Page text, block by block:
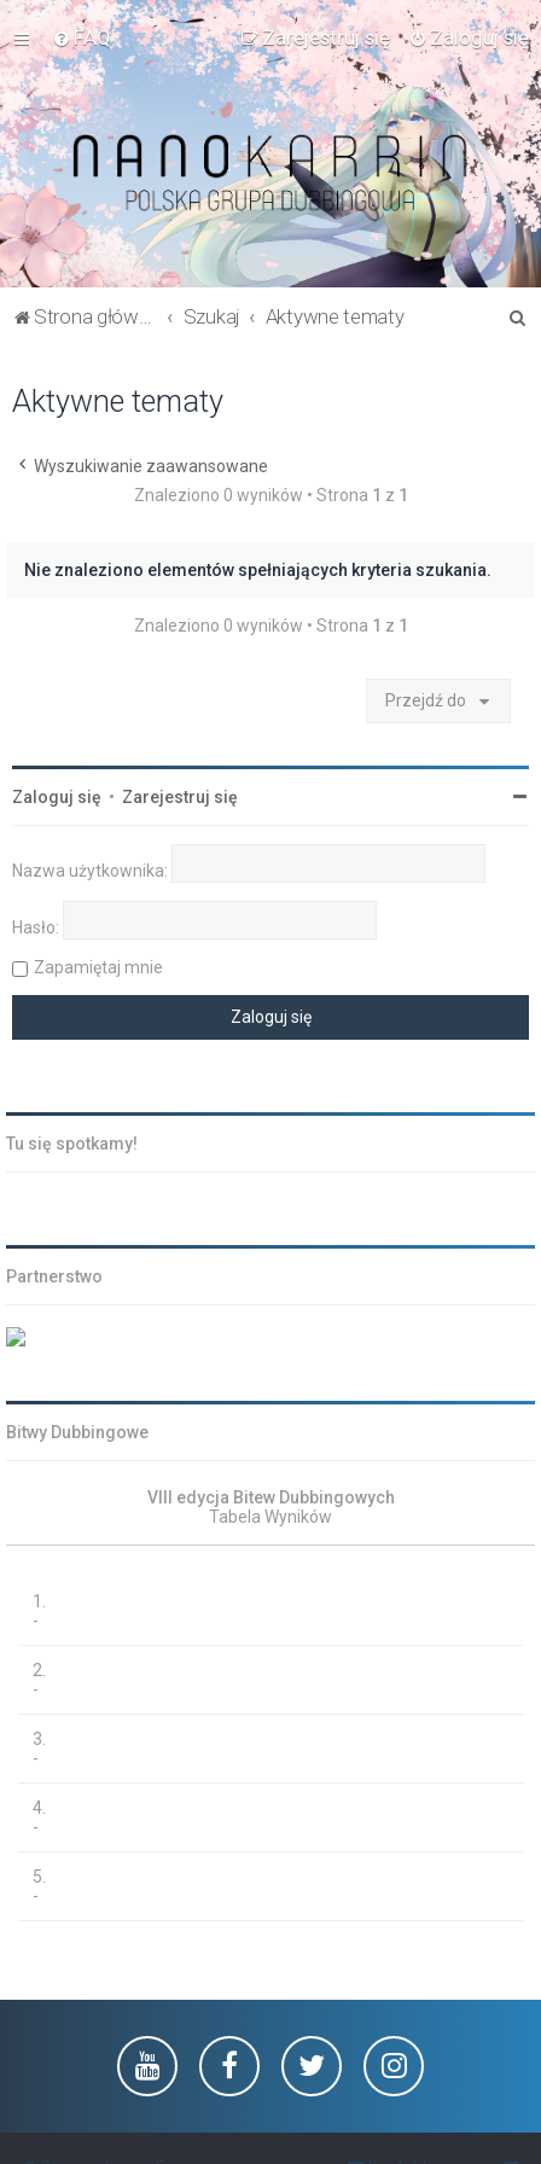
FAQ Zaloguj się
Zarejestruj się
Strona główna Forum Szukaj Aktywne tematy
Aktywne tematy
Wyszukiwanie zaawansowane
Znaleziono 0 wyników • Strona 1 z 1
Nie znaleziono elementów spełniających kryteria szukania.
Znaleziono 0 wyników • Strona 1 z 1
Przejdź do
Zaloguj się • Zarejestruj się
Nazwa użytkownika:
Hasło:
Zapamiętaj mnie
Tu się spotkamy!
Partnerstwo
Bitwy Dubbingowe
VIII edycja Bitew Dubbingowych
Tabela Wyników
1.
-
2.
-
3.
-
4.
-
5.
-